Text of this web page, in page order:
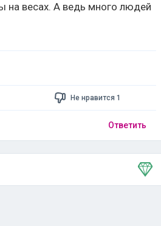
на весах. А ведь много людей
Не нравится 1
Ответить